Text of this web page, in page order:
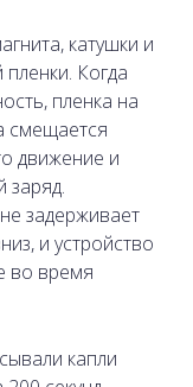
катушки и
Когда
пленка на
смещается
движение и
заряд.
задерживает
и устройство
во время
капли